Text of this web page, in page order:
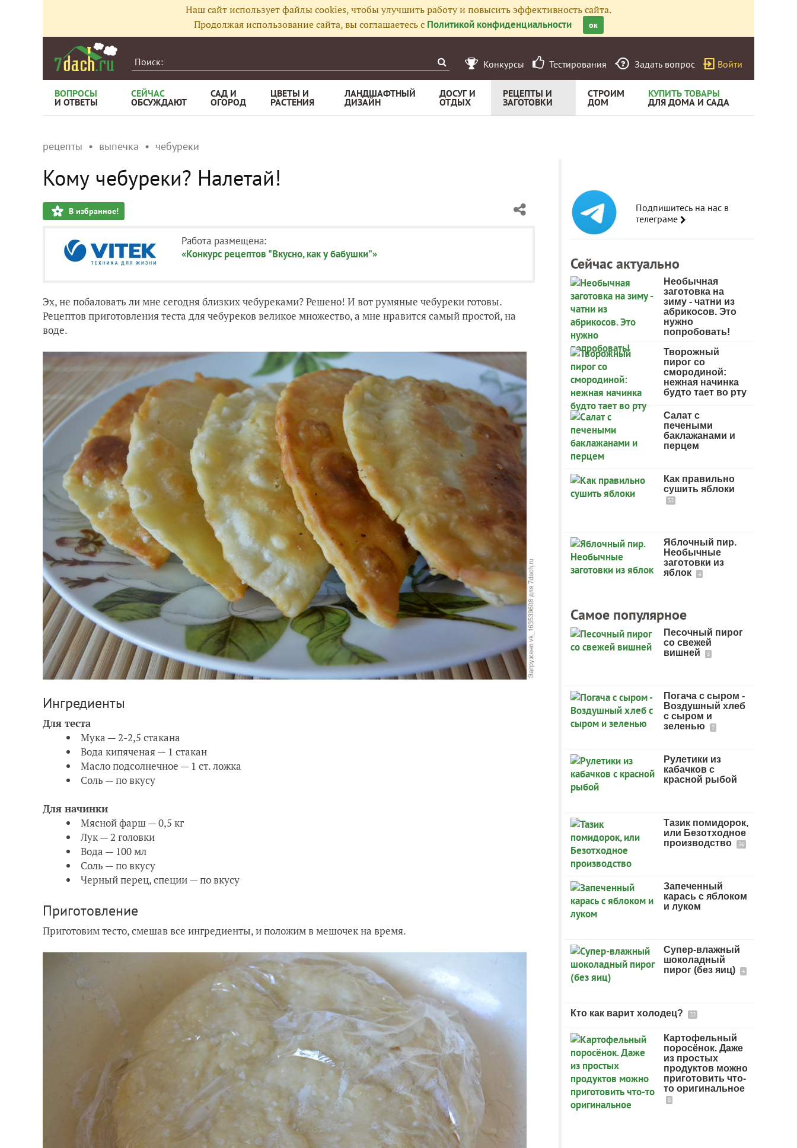
Наш сайт использует файлы cookies, чтобы улучшить работу и повысить эффективность сайта.
Продолжая использование сайта, вы соглашаетесь с Политикой конфиденциальности ок
Конкурсы Тестирования Задать вопрос Войти
ВОПРОСЫ
И ОТВЕТЫ
СЕЙЧАС
ОБСУЖДАЮТ
САД И
ОГОРОД
ЦВЕТЫ И
РАСТЕНИЯ
ЛАНДШАФТНЫЙ
ДИЗАЙН
ДОСУГ И
ОТДЫХ
РЕЦЕПТЫ И
ЗАГОТОВКИ
СТРОИМ
ДОМ
КУПИТЬ ТОВАРЫ
ДЛЯ ДОМА И САДА
рецепты выпечка чебуреки
Кому чебуреки? Налетай!
В избранное!
Работа размещена:
«Конкурс рецептов "Вкусно, как у бабушки"»
Эх, не побаловать ли мне сегодня близких чебуреками? Решено! И вот румяные чебуреки готовы.
Рецептов приготовления теста для чебуреков великое множество, а мне нравится самый простой, на
воде.
Ингредиенты
Для теста
Мука — 2-2,5 стакана
Вода кипяченая — 1 стакан
Масло подсолнечное — 1 ст. ложка
Соль — по вкусу
Для начинки
Мясной фарш — 0,5 кг
Лук — 2 головки
Вода — 100 мл
Соль — по вкусу
Черный перец, специи — по вкусу
Приготовление
Приготовим тесто, смешав все ингредиенты, и положим в мешочек на время.
Подпишитесь на нас в
телеграме
Сейчас актуально
Необычная
заготовка на
зиму - чатни из
абрикосов. Это
нужно
попробовать!
Творожный
пирог со
смородиной:
нежная начинка
будто тает во рту
Салат с
печеными
баклажанами и
перцем
Как правильно
сушить яблоки
32
Яблочный пир.
Необычные
заготовки из
яблок
4
Самое популярное
Песочный пирог
со свежей
вишней
5
Погача с сыром -
Воздушный хлеб
с сыром и
зеленью
2
Рулетики из
кабачков с
красной рыбой
Тазик помидорок,
или Безотходное
производство
56
Запеченный
карась с яблоком
и луком
Супер-влажный
шоколадный
пирог (без яиц)
4
Кто как варит холодец? 22
Картофельный
поросёнок. Даже
из простых
продуктов можно
приготовить что-
то оригинальное
8